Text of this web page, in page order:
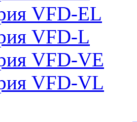
VFD-EL
VFD-L
VFD-VE
VFD-VL